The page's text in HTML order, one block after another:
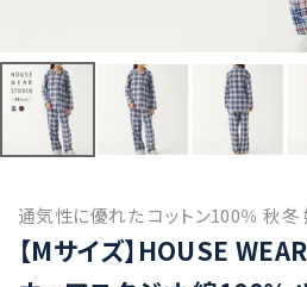
通気性に優れた コットン100％ 秋冬
【Mサイズ】HOUSE